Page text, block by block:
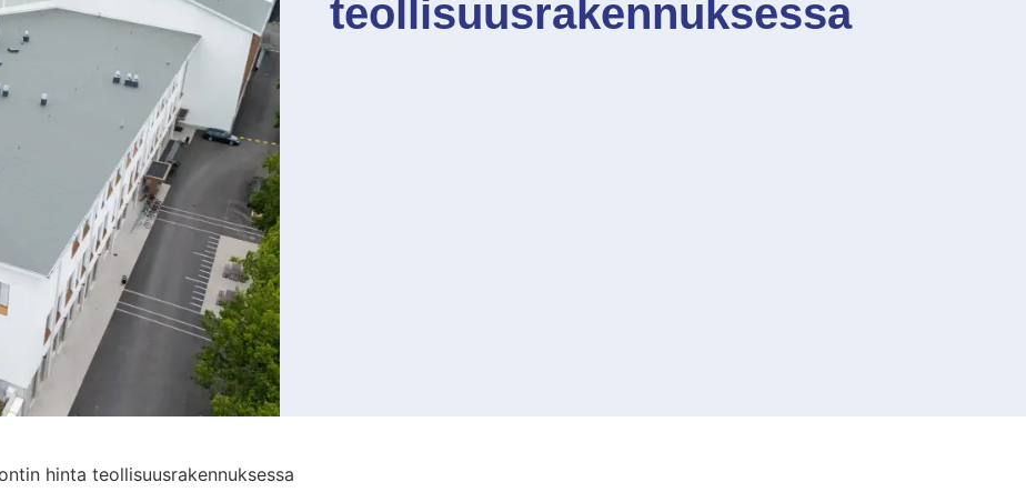
teollisuusrakennuksessa
hinta teollisuusrakennuksessa